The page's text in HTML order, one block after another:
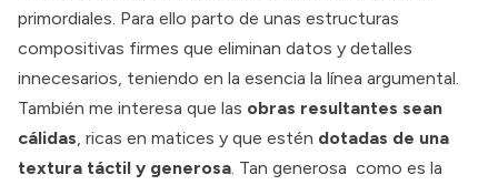
primordiales. Para ello parto de unas estructuras
compositivas firmes que eliminan datos y detalles
innecesarios, teniendo en la esencia la línea argumental.
También me interesa que las obras resultantes sean
cálidas , ricas en matices y que estén dotadas de una
textura táctil y generosa . Tan generosa como es la